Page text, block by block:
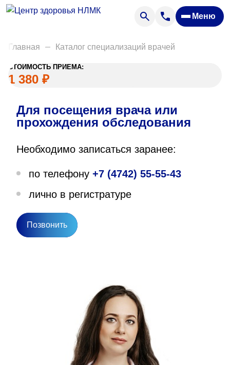
Меню
Анализы
Акции
Пациентам
Вакансии
О нас
Вопрос — ответ
Направления деятельности
Новости
Прейскурант цен
Центр здоровья НЛМК
398005, г. Липецк, пл. Металлургов, 1
Главная Каталог специализаций врачей
СТОИМОСТЬ ПРИЕМА:
1 380 ₽
Для посещения врача или
прохождения обследования
Необходимо записаться заранее:
по телефону +7 (4742) 55-55-43
лично в регистратуре
Позвонить